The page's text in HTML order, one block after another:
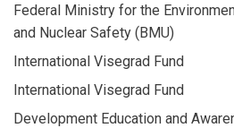
Federal Ministry for the
and Nuclear Safety (BMU)
International Visegrad Fund
International Visegrad Fund
Development Education and